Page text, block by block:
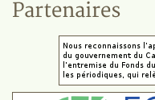
Partenaires